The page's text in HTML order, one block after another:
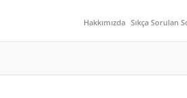
Hakkımızda Sıkça Sorulan